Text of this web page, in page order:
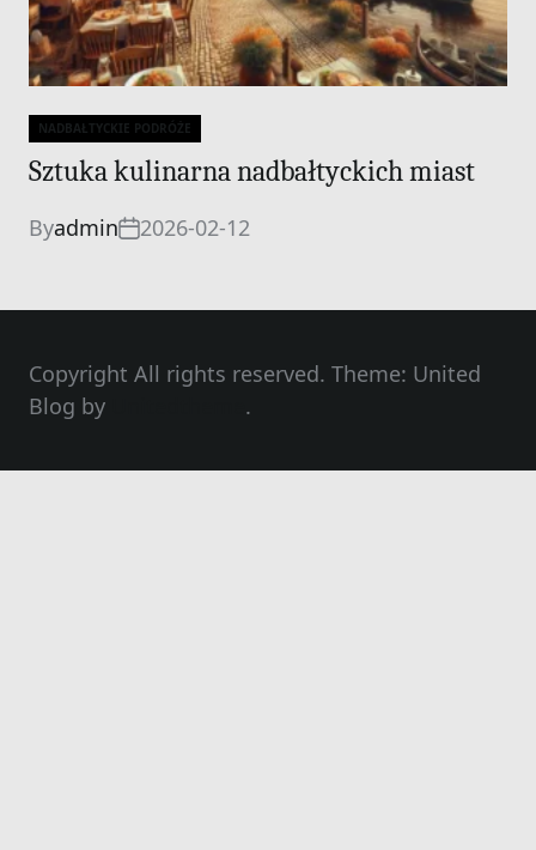
Categories
NADBAŁTYCKIE PODRÓŻE
Sztuka kulinarna nadbałtyckich miast
Byadmin 2026-02-12
Copyright All rights reserved. Theme: United
Blog by
.